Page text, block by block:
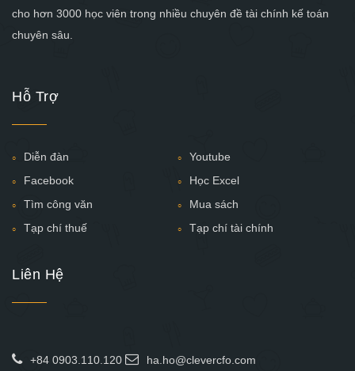
cho hơn 3000 học viên trong nhiều chuyên đề tài chính kế toán
chuyên sâu.
Hỗ Trợ
Diễn đàn
Youtube
Facebook
Học Excel
Tìm công văn
Mua sách
Tạp chí thuế
Tạp chí tài chính
Liên Hệ
+84 0903.110.120 ha.ho@clevercfo.com